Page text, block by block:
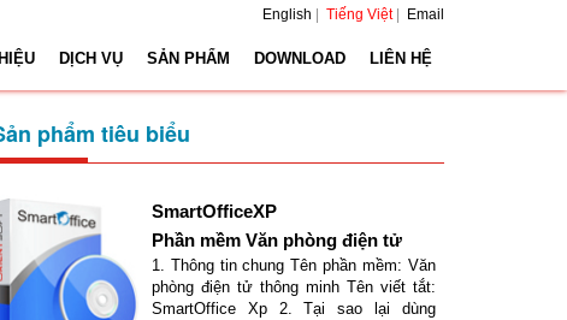
English Tiếng Việt| Email
DỊCH VỤ SẢN PHẨM DOWNLOAD LIÊN HỆ
phẩm tiêu biểu
SmartOfficeXP
Phần mềm Văn phòng điện tử
1. Thông tin chung Tên phần mềm: Văn
phòng điện tử thông minh Tên viết tắt:
SmartOffice Xp 2. Tại sao lại dùng